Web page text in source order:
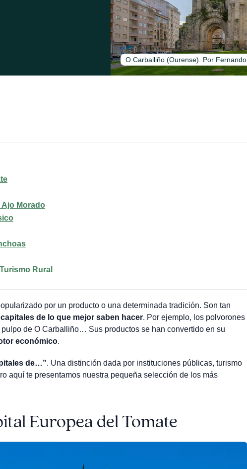
O Carballiño (Ourense). Por Fernando
Ajo Morado
Rural
por un producto o una determinada tradición. Son tan
capitales de lo que mejor saben hacer. Por ejemplo, los polvorones
de O Carballiño… Sus productos se han convertido en su
económico.
de…”. Una distinción dada por instituciones públicas, turismo
aquí te presentamos nuestra pequeña selección de los más
Europea del Tomate